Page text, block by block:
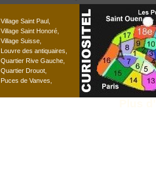
Village Saint Paul,
Village Saint Honoré
Village Suisse,
Louvre des antiquaires,
Quartier Rive Gauche,
Quartier Drouot,
Puces de Vanves,